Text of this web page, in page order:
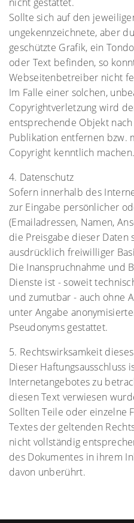
Sollte sich auf den
ungekennzeichnete, aber
geschützte Grafik, ein
oder Text befinden, so
Webseitenbetreiber nicht
Im Falle einer solchen,
Copyrightverletzung wird
entsprechende Objekt
Publikation entfernen bzw.
Copyright kenntlich machen.
4. Datenschutz
Sofern innerhalb des
zur Eingabe persönlicher
(Emailadressen, Namen,
die Preisgabe dieser Daten
ausdrücklich freiwilliger
Die Inanspruchnahme und
Dienste ist - soweit
und zumutbar - auch ohne
unter Angabe
Pseudonyms gestattet.
5. Rechtswirksamkeit
Dieser Haftungsausschluss
Internetangebotes zu
diesen Text verwiesen
Sollten Teile oder einzelne
Textes der geltenden
nicht vollständig
des Dokumentes in ihrem
davon unberührt.